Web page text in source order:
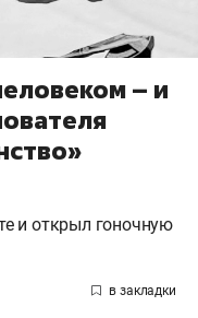
– и
и открыл гоночную